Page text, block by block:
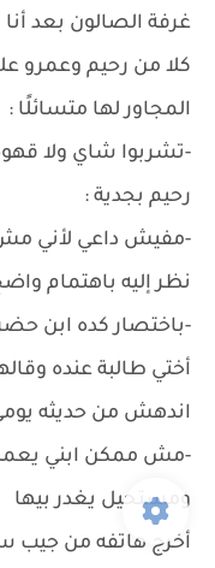
غرفة الصالون بعد
كلا من رحيم وعمرو
المجاور لها متسائلًا :
-تشربوا شاي ولا
رحيم بجدية :
-مفيش داعي لأني
نظر إليه باهتمام
-باختصار كده ابن
أختي طالبة عنده
اندهش من حديثه
-مش ممكن ابني
ومستحيل يغدر بيها
أخرج هاتفه من جيب